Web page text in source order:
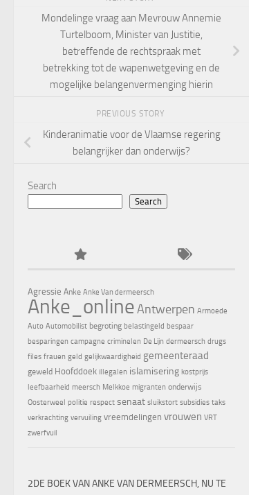
Mondelinge vraag aan Mevrouw Annemie
Turtelboom, Minister van Justitie,
betreffende de rechtspraak met
betrekking tot de wapenwetgeving en de
mogelijke belangenvermenging hierin
PREVIOUS STORY
Kinderanimatie voor de Vlaamse regering
belangrijker dan onderwijs?
Search
Search
Agressie Anke Anke Van dermeersch
Anke_onlineAntwerpen Armoede
Auto Automobilist begroting belastingeld bespaar
besparingen campagne criminelen De Lijn dermeersch drugs
files frauen geld gelijkwaardigheid gemeenteraad
geweld Hoofddoek illegalen islamisering kostprijs
leefbaarheid meersch Melkkoe migranten onderwijs
Oosterweel politie respect senaat sluikstort subsidies taks
verkrachting vervuiling vreemdelingen vrouwen VRT
zwerfvuil
2DE BOEK VAN ANKE VAN DERMEERSCH, NU TE